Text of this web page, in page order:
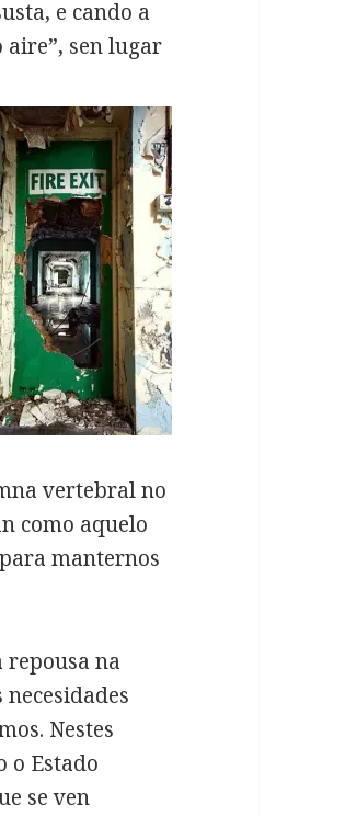
e cando a
sen lugar
vertebral no
como aquelo
manternos
repousa na
Nestes
o Estado
se ven